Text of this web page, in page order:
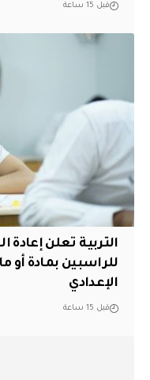
قبل 15 ساعة
التربية تعلن
للراسبين بمادة أو
الإعدادي
قبل 15 ساعة